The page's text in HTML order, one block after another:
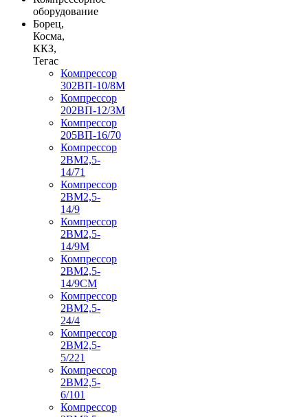
оборудование
Борец,
Косма,
ККЗ,
Тегас
Компрессор
302ВП-10/8М
Компрессор
202ВП-12/3М
Компрессор
205ВП-16/70
Компрессор
2ВМ2,5-
14/71
Компрессор
2ВМ2,5-
14/9
Компрессор
2ВМ2,5-
14/9М
Компрессор
2ВМ2,5-
14/9СМ
Компрессор
2ВМ2,5-
24/4
Компрессор
2ВМ2,5-
5/221
Компрессор
2ВМ2,5-
6/101
Компрессор